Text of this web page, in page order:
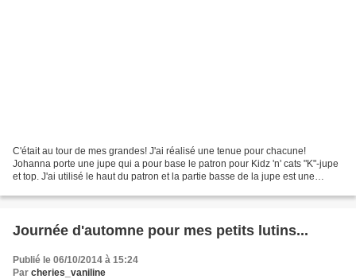
C'était au tour de mes grandes! J'ai réalisé une tenue pour chacune!
Johanna porte une jupe qui a pour base le patron pour Kidz 'n' cats "K"-jupe
et top. J'ai utilisé le haut du patron et la partie basse de la jupe est une
Journée d'automne pour mes petits lutins...
Publié le 06/10/2014 à 15:24
Par cheries_vaniline